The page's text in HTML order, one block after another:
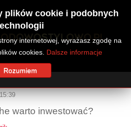
warto inwestować?
plików cookie i podobnych
internetowej, wyrażasz zgodę na
cookies. Dalsze informacje
Rozumiem